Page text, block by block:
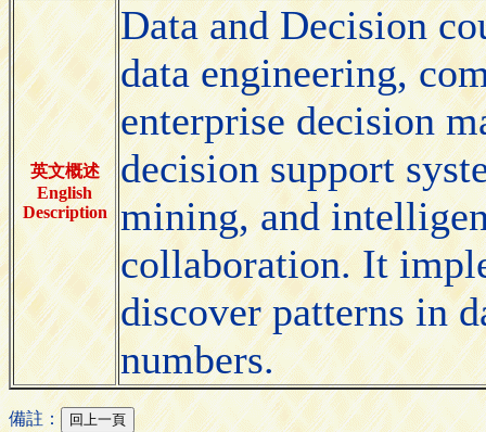
英文概述
English
Description
Data and Decision
data engineering,
enterprise decision
decision support
mining, and
collaboration. It
discover patterns in
numbers.
備註：